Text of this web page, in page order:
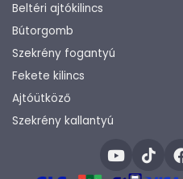
Beltéri ajtókilincs
Bútorgomb
Szekrény fogantyú
Fekete kilincs
Ajtóütköző
Szekrény kallantyú